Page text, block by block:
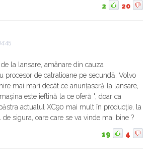
2 20
de la lansare, amânare din cauza
procesor de catralioane pe secundă, Volvo
mai mari decât ce anunțaseră la lansare,
este ieftină la ce oferă ", doar ca
actualul XC90 mai mult în producție, la
sigura, oare care se va vinde mai bine ?
19 4